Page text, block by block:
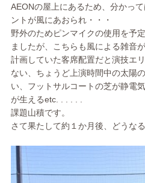
AEONの屋上にあるため、分かっ
ントが風にあおられ・・・
野外のためピンマイクの使用を予
ましたが、こちらも風による雑音
計画していた客席配置だと演技エ
ない、ちょうど上演時間中の太陽
い、フットサルコートの芝が静電
が生えるetc. . . . . .
課題山積です。
さて果たして約１か月後、どうな